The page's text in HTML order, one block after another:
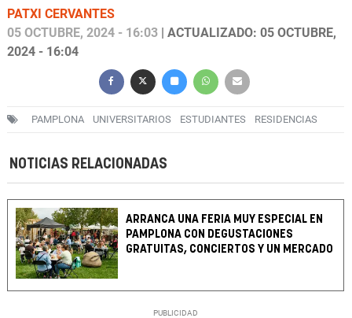
PATXI CERVANTES
05 OCTUBRE, 2024 - 16:03 | ACTUALIZADO: 05 OCTUBRE,
2024 - 16:04
PAMPLONA UNIVERSITARIOS ESTUDIANTES RESIDENCIAS
NOTICIAS RELACIONADAS
ARRANCA UNA FERIA MUY ESPECIAL EN
PAMPLONA CON DEGUSTACIONES
GRATUITAS, CONCIERTOS Y UN MERCADO